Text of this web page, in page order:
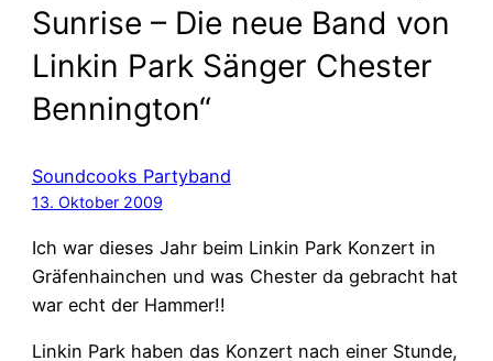
Sunrise – Die neue Band von
Linkin Park Sänger Chester
Bennington“
Soundcooks Partyband
13. Oktober 2009
Ich war dieses Jahr beim Linkin Park Konzert in
Gräfenhainchen und was Chester da gebracht hat
war echt der Hammer!!
Linkin Park haben das Konzert nach einer Stunde,